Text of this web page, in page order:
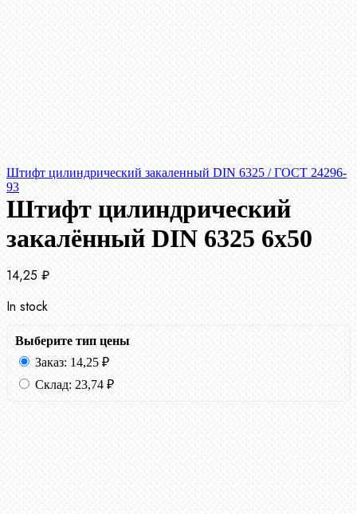
Штифт цилиндрический закаленный DIN 6325 / ГОСТ 24296-
93
Штифт цилиндрический
закалённый DIN 6325 6х50
14,25 ₽
In stock
Выберите тип цены
Заказ: 14,25 ₽
Склад: 23,74 ₽